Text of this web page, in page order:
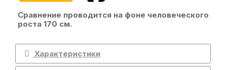
Сравнение проводится на фоне человеческого
роста 170 см.
Характеристики